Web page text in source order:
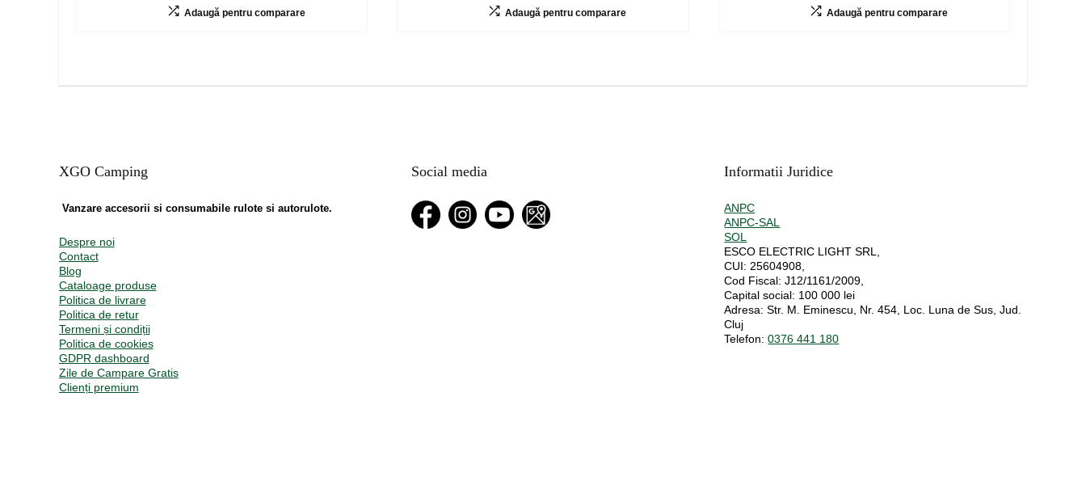
Adaugă pentru comparare Adaugă pentru comparare Adaugă pentru comparare
XGO Camping
Vanzare accesorii si consumabile rulote si autorulote.
Despre noi
Contact
Blog
Cataloage produse
Politica de livrare
Politica de retur
Termeni și condiții
Politica de cookies
GDPR dashboard
Zile de Campare Gratis
Clienți premium
Social media Informatii Juridice
ANPC
ANPC-SAL
SOL
ESCO ELECTRIC LIGHT SRL,
CUI: 25604908,
Cod Fiscal: J12/1161/2009,
Capital social: 100 000 lei
Adresa: Str. M. Eminescu, Nr. 454, Loc. Luna de Sus, Jud.
Cluj
Telefon: 0376 441 180